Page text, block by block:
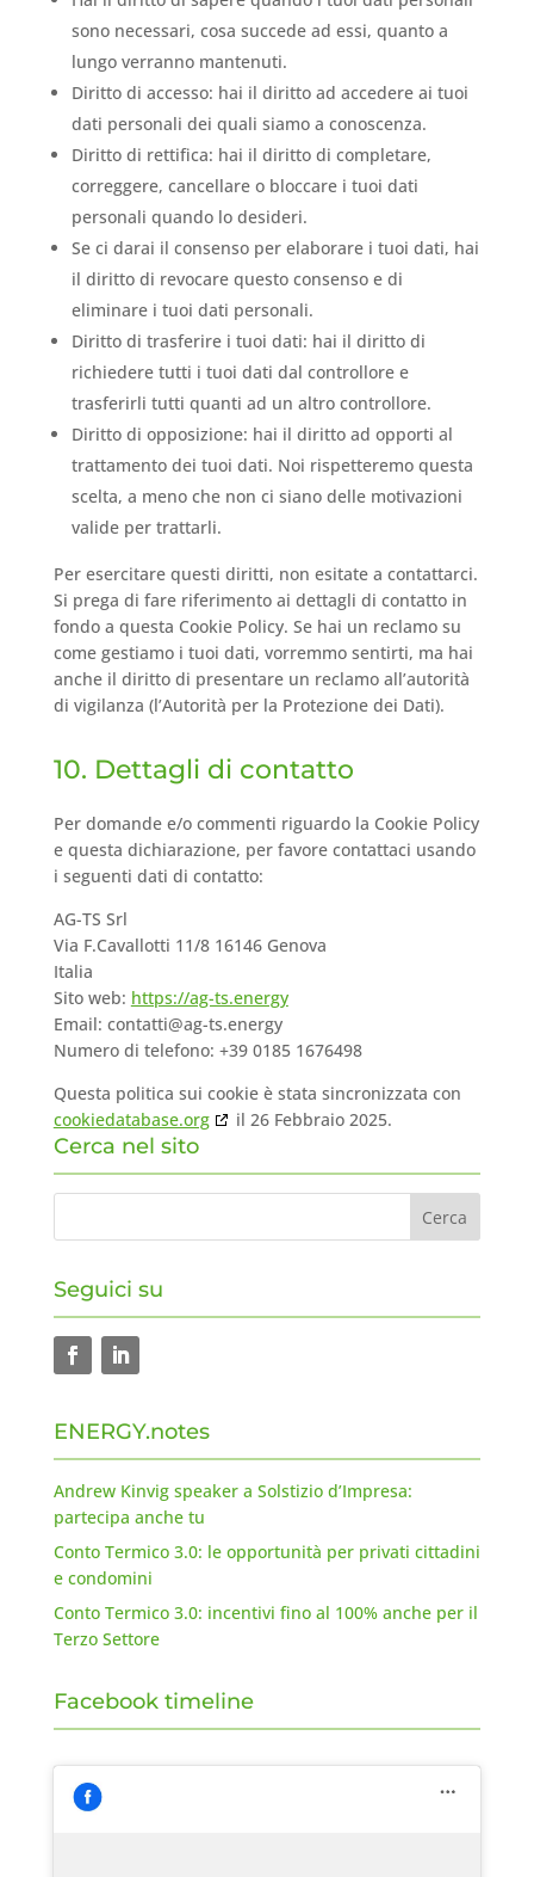
sono necessari, cosa succede ad essi, quanto a
lungo verranno mantenuti.
Diritto di accesso: hai il diritto ad accedere ai tuoi
dati personali dei quali siamo a conoscenza.
Diritto di rettifica: hai il diritto di completare,
correggere, cancellare o bloccare i tuoi dati
personali quando lo desideri.
Se ci darai il consenso per elaborare i tuoi dati, hai
il diritto di revocare questo consenso e di
eliminare i tuoi dati personali.
Diritto di trasferire i tuoi dati: hai il diritto di
richiedere tutti i tuoi dati dal controllore e
trasferirli tutti quanti ad un altro controllore.
Diritto di opposizione: hai il diritto ad opporti al
trattamento dei tuoi dati. Noi rispetteremo questa
scelta, a meno che non ci siano delle motivazioni
valide per trattarli.
Per esercitare questi diritti, non esitate a contattarci.
Si prega di fare riferimento ai dettagli di contatto in
fondo a questa Cookie Policy. Se hai un reclamo su
come gestiamo i tuoi dati, vorremmo sentirti, ma hai
anche il diritto di presentare un reclamo all’autorità
di vigilanza (l’Autorità per la Protezione dei Dati).
10. Dettagli di contatto
Per domande e/o commenti riguardo la Cookie Policy
e questa dichiarazione, per favore contattaci usando
i seguenti dati di contatto:
AG-TS Srl
Via F.Cavallotti 11/8 16146 Genova
Italia
Sito web: https://ag-ts.energy
Email: contatti@ag-ts.energy
Numero di telefono: +39 0185 1676498
Questa politica sui cookie è stata sincronizzata con
cookiedatabase.org
il 26 Febbraio 2025.
Cerca nel sito
Seguici su
ENERGY.notes
Andrew Kinvig speaker a Solstizio d’Impresa:
partecipa anche tu
Conto Termico 3.0: le opportunità per privati cittadini
e condomini
Conto Termico 3.0: incentivi fino al 100% anche per il
Terzo Settore
Facebook timeline